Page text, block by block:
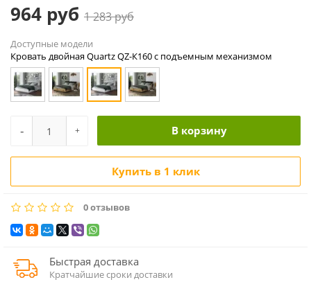
964 руб 1 283 руб
Доступные модели
Кровать двойная Quartz QZ-К160 с подъемным механизмом
+
- В корзину
Купить в 1 клик
0 отзывов
Быстрая доставка
Кратчайшие сроки доставки